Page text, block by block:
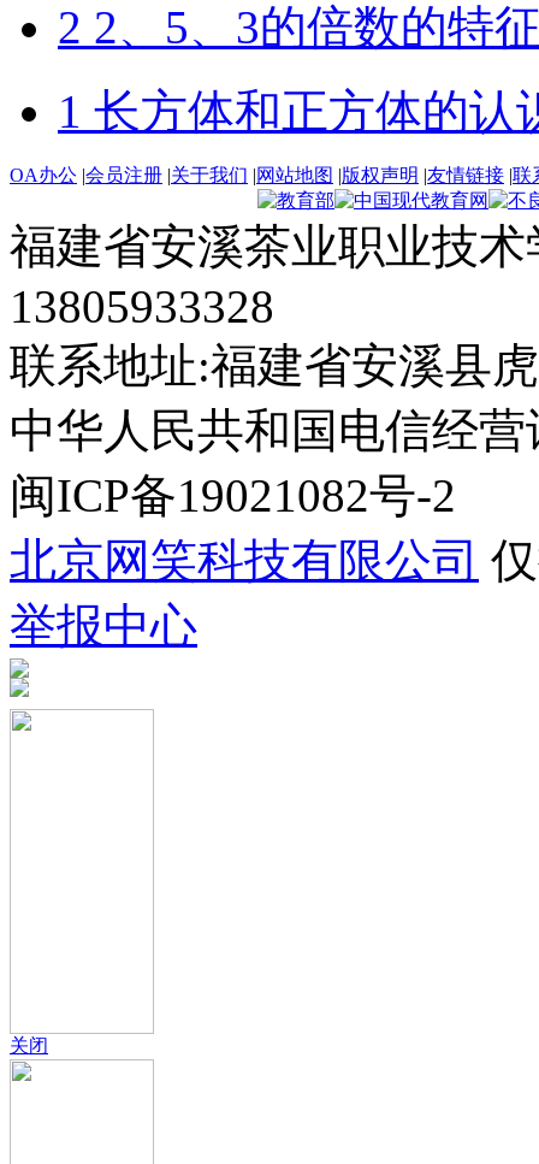
2 2、5、3的倍数的特
1 长方体和正方体的认
OA办公 |会员注册 |关于我们 |网站地图 |版权声明 |友情链接 |联
福建省安溪茶业职业技
13805933328
联系地址:福建省安溪县
中华人民共和国电信经营
闽ICP备19021082号-2
北京网笑科技有限公司
举报中心
关闭